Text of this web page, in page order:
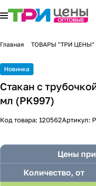
Главная ТОВАРЫ "ТРИ ЦЕНЫ"
Новинка
Стакан с
мл (PK997)
Код товара: 120562Артикул:
Цены
Количество, от